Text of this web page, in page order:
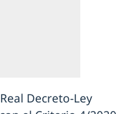
Decreto-Ley